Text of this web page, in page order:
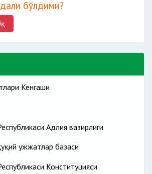
бўлдими?
Кенгаши
Адлия вазирлиги
ҳужжатлар базаси
Конституцияси